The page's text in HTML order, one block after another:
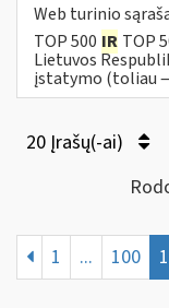
Web turinio
TOP 500 IR TOP
Lietuvos
įstatymo (toliau
20 Įrašų(-ai)
1 ... 100